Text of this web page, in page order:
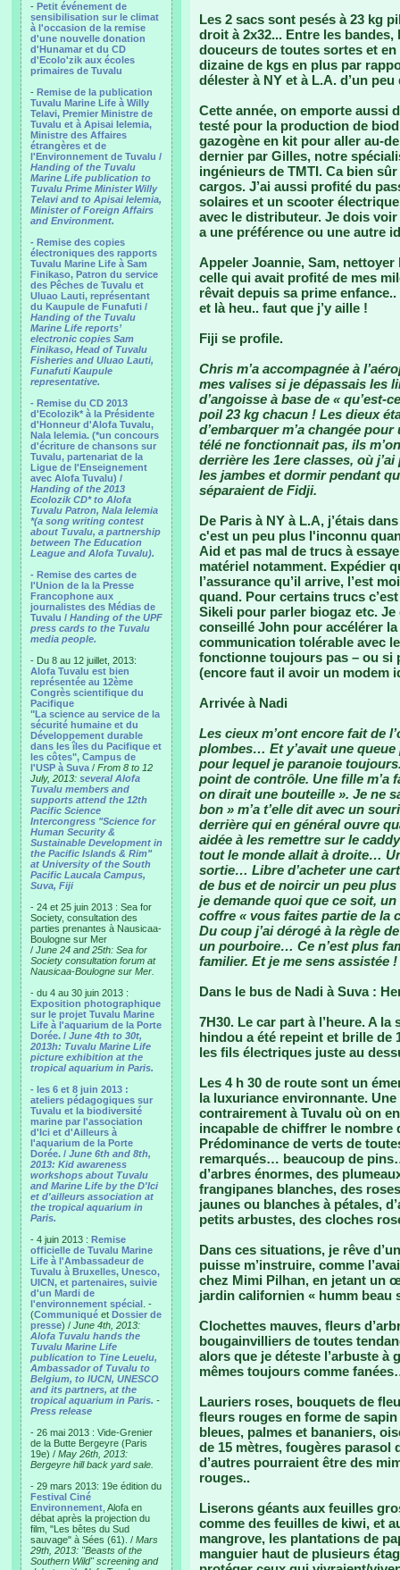
- Petit événement de
sensibilisation sur le climat
à l'occasion de la remise
d'une nouvelle donation
d'Hunamar et du CD
d'Ecolo'zik aux écoles
primaires de Tuvalu
- Remise de la publication
Tuvalu Marine Life à Willy
Telavi, Premier Ministre de
Tuvalu et à Apisai Ielemia,
Ministre des Affaires
étrangères et de
l'Environnement de Tuvalu /
Handing of the Tuvalu
Marine Life publication to
Tuvalu Prime Minister Willy
Telavi and to Apisai Ielemia,
Minister of Foreign Affairs
and Environment.
- Remise des copies
électroniques des rapports
Tuvalu Marine Life à Sam
Finikaso, Patron du service
des Pêches de Tuvalu et
Uluao Lauti, représentant
du Kaupule de Funafuti /
Handing of the Tuvalu
Marine Life reports’
electronic copies Sam
Finikaso, Head of Tuvalu
Fisheries and Uluao Lauti,
Funafuti Kaupule
representative.
- Remise du CD 2013
d'Ecolozik* à la Présidente
d'Honneur d'Alofa Tuvalu,
Nala Ielemia. (*un concours
d'écriture de chansons sur
Tuvalu, partenariat de la
Ligue de l'Enseignement
avec Alofa Tuvalu) /
Handing of the 2013
Ecolozik CD* to Alofa
Tuvalu Patron, Nala Ielemia
*(a song writing contest
about Tuvalu, a partnership
between The Education
League and Alofa Tuvalu).
- Remise des cartes de
l'Union de la la Presse
Francophone aux
journalistes des Médias de
Tuvalu / Handing of the UPF
press cards to the Tuvalu
media people.
- Du 8 au 12 juillet, 2013:
Alofa Tuvalu est bien
représentée au 12ème
Congrès scientifique du
Pacifique
"La science au service de la
sécurité humaine et du
Développement durable
dans les îles du Pacifique et
les côtes", Campus de
l'USP à Suva / From 8 to 12
July, 2013: several Alofa
Tuvalu members and
supports attend the 12th
Pacific Science
Intercongress "Science for
Human Security &
Sustainable Development in
the Pacific Islands & Rim"
at University of the South
Pacific Laucala Campus,
Suva, Fiji
- 24 et 25 juin 2013 : Sea for
Society, consultation des
parties prenantes à Nausicaa-
Boulogne sur Mer
/ June 24 and 25th: Sea for
Society consultation forum at
Nausicaa-Boulogne sur Mer.
- du 4 au 30 juin 2013 :
Exposition photographique
sur le projet Tuvalu Marine
Life à l'aquarium de la Porte
Dorée. / June 4th to 30t,
2013h: Tuvalu Marine Life
picture exhibition at the
tropical aquarium in Paris.
- les 6 et 8 juin 2013 :
ateliers pédagogiques sur
Tuvalu et la biodiversité
marine par l'association
d'Ici et d'Ailleurs à
l'aquarium de la Porte
Dorée. / June 6th and 8th,
2013: Kid awareness
workshops about Tuvalu
and Marine Life by the D'Ici
et d'ailleurs association at
the tropical aquarium in
Paris.
- 4 juin 2013 : Remise
officielle de Tuvalu Marine
Life à l'Ambassadeur de
Tuvalu à Bruxelles, Unesco,
UICN, et partenaires, suivie
d'un Mardi de
l'environnement spécial . -
(Communiqué et Dossier de
presse) / June 4th, 2013:
Alofa Tuvalu hands the
Tuvalu Marine Life
publication to Tine Leuelu,
Ambassador of Tuvalu to
Belgium, to IUCN, UNESCO
and its partners, at the
tropical aquarium in Paris. -
Press release
- 26 mai 2013 : Vide-Grenier
de la Butte Bergeyre (Paris
19e) / May 26th, 2013:
Bergeyre hill back yard sale.
- 29 mars 2013: 19e édition du
Festival Ciné
Environnement , Alofa en
débat après la projection du
film, "Les bêtes du Sud
sauvage" à Sées (61). / Mars
29th, 2013: "Beasts of the
Southern Wild" screening and
Les 2 sacs sont pesés à 23 kg
droit à 2x32... Entre les
douceurs de toutes sortes et
dizaine de kgs en plus par
délester à NY et à L.A. d’un peu
Cette année, on emporte aussi
testé pour la production de
gazogène en kit pour aller au-
dernier par Gilles, notre
ingénieurs de TMTI. Ca bien
cargos. J’ai aussi profité du
solaires et un scooter
avec le distributeur. Je dois
a une préférence ou une autre
Appeler Joannie, Sam,
celle qui avait profité de mes
rêvait depuis sa prime
et là heu.. faut que j’y aille !
Fiji se profile.
Chris m’a accompagnée à
mes valises si je dépassais les
d’angoisse à base de « qu’est-
poil 23 kg chacun ! Les dieux
d’embarquer m’a changée
télé ne fonctionnait pas, ils
derrière les 1ere classes, où
les jambes et dormir pendant
séparaient de Fidji.
De Paris à NY à L.A, j’étais
c'est un peu plus l'inconnu
Aid et pas mal de trucs à
matériel notamment. Expédier
l’assurance qu’il arrive, l’est
quand. Pour certains trucs
Sikeli pour parler biogaz etc.
conseillé John pour accélérer
communication tolérable avec
fonctionne toujours pas – ou si
(encore faut il avoir un modem
Arrivée à Nadi
Les cieux m’ont encore fait de
plombes… Et y’avait une
pour lequel je paranoie
point de contrôle. Une fille m’a
on dirait une bouteille ». Je ne
bon » m’a t’elle dit avec un
derrière qui en général ouvre
aidée à les remettre sur le
tout le monde allait à droite…
sortie… Libre d’acheter une
de bus et de noircir un peu
je demande quoi que ce soit, un
coffre « vous faites partie de la
Du coup j’ai dérogé à la règle
un pourboire… Ce n’est plus
familier. Et je me sens assistée !
Dans le bus de Nadi à Suva :
7H30. Le car part à l’heure. A
hindou a été repeint et brille de
les fils électriques juste au
Les 4 h 30 de route sont un
la luxuriance environnante.
contrairement à Tuvalu où on
incapable de chiffrer le nombre
Prédominance de verts de
remarqués… beaucoup de
d’arbres énormes, des
frangipanes blanches, des
jaunes ou blanches à pétales,
petits arbustes, des cloches
Dans ces situations, je rêve
puisse m’instruire, comme
chez Mimi Pilhan, en jetant un
jardin californien « humm beau
Clochettes mauves, fleurs
bougainvilliers de toutes
alors que je déteste l’arbuste à
mêmes toujours comme
Lauriers roses, bouquets de
fleurs rouges en forme de
bleues, palmes et bananiers,
de 15 mètres, fougères parasol
d’autres pourraient être des
rouges..
Liserons géants aux feuilles
comme des feuilles de kiwi, et
mangrove, les plantations de
manguier haut de plusieurs